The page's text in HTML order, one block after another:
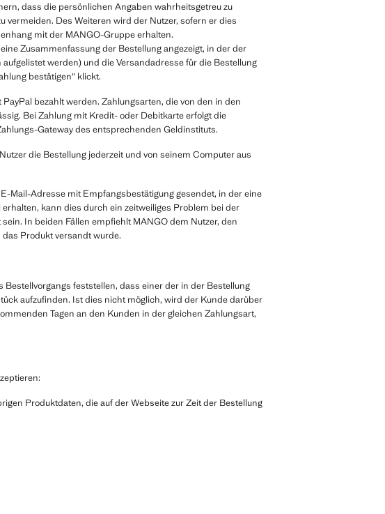
dass die persönlichen Angaben wahrheitsgetreu zu
Des Weiteren wird der Nutzer, sofern er dies
mit der MANGO-Gruppe erhalten.
Zusammenfassung der Bestellung angezeigt, in der der
werden) und die Versandadresse für die Bestellung
bestätigen“ klickt.
bezahlt werden. Zahlungsarten, die von den in den
Bei Zahlung mit Kredit- oder Debitkarte erfolgt die
Gateway des entsprechenden Geldinstituts.
die Bestellung jederzeit und von seinem Computer aus
Mail-Adresse mit Empfangsbestätigung gesendet, in der eine
kann dies durch ein zeitweiliges Problem bei der
In beiden Fällen empfiehlt MANGO dem Nutzer, den
Produkt versandt wurde.
feststellen, dass einer der in der Bestellung
aufzufinden. Ist dies nicht möglich, wird der Kunde darüber
Tagen an den Kunden in der gleichen Zahlungsart,
Produktdaten, die auf der Webseite zur Zeit der Bestellung